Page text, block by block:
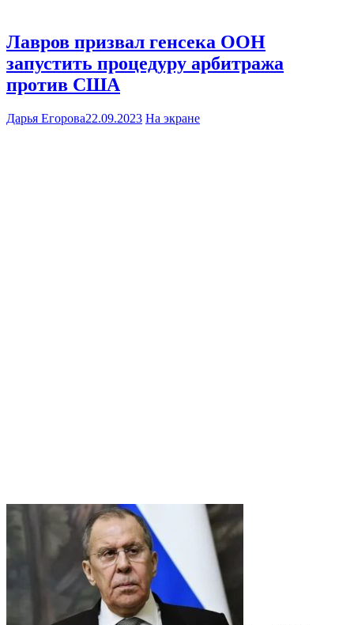
Лавров призвал генсека ООН
запустить процедуру арбитража
против США
Дарья Егорова22.09.2023 На экране